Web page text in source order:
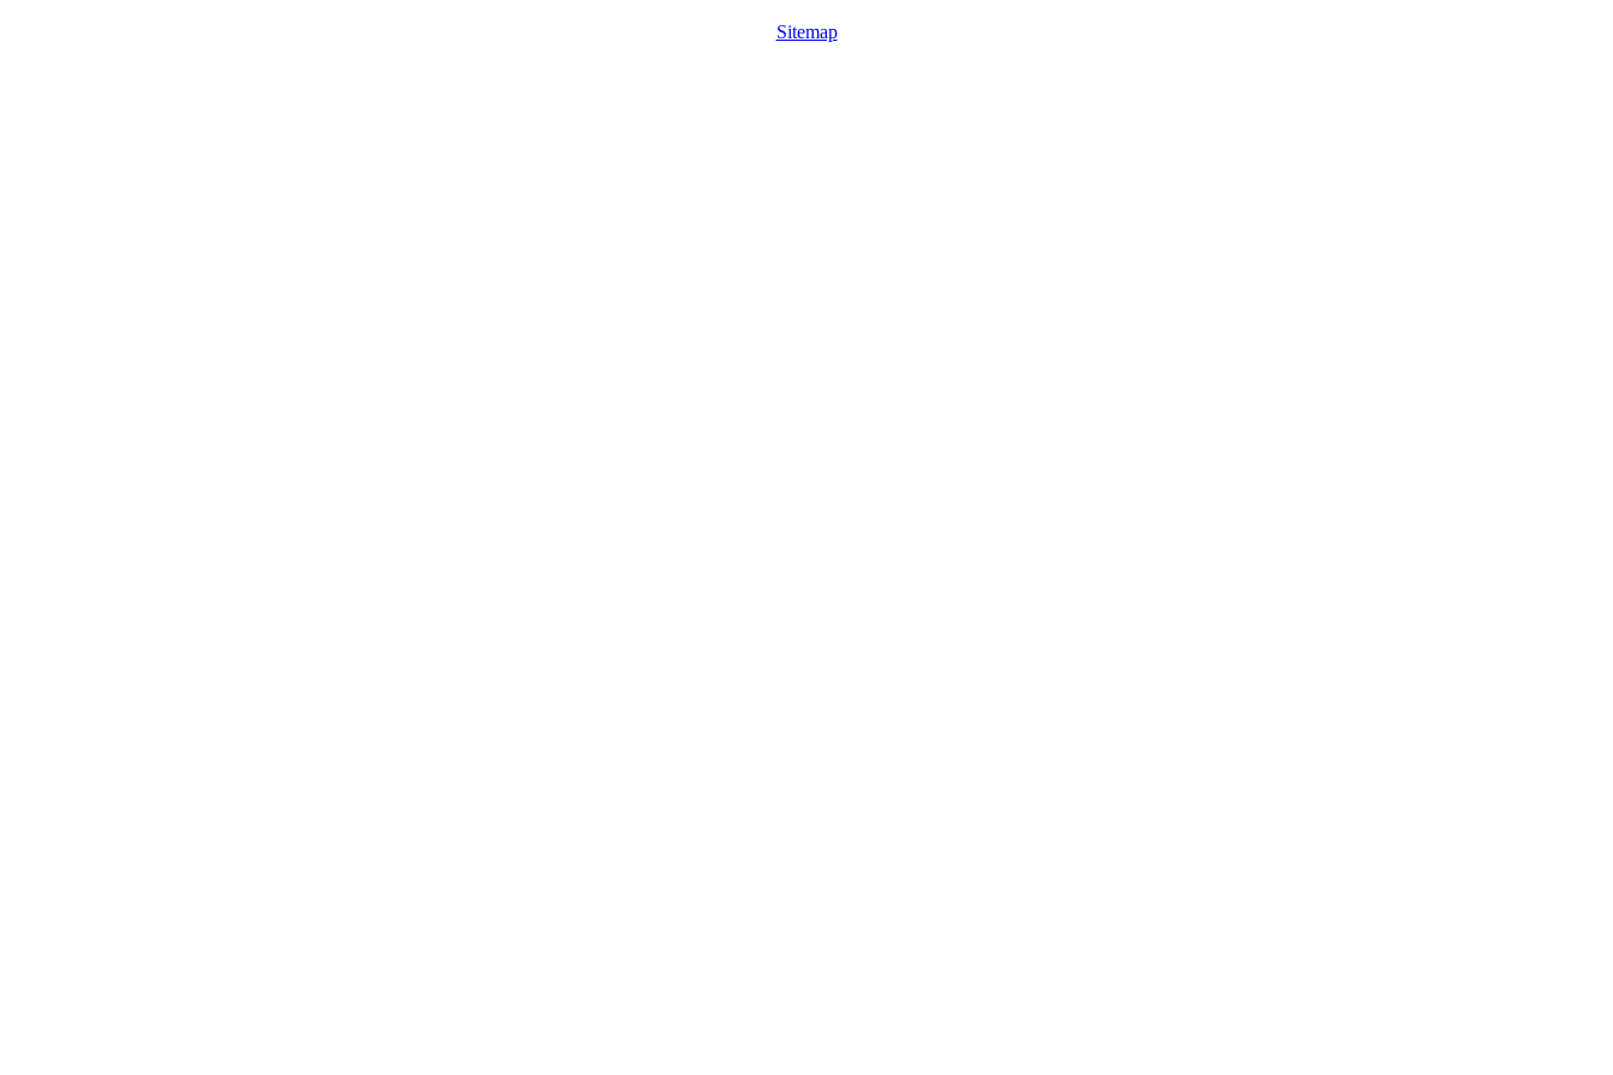
Sitemap